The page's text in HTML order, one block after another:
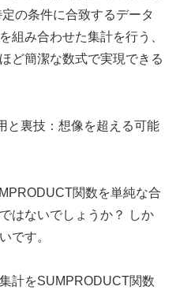
の条件に合致するデータ
組み合わせた集計を行う、
ど簡潔な数式で実現できる
と裏技：想像を超える可能
関数を単純な合
はないでしょうか？ しか
です。
計をSUMPRODUCT関数